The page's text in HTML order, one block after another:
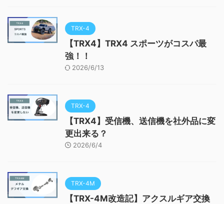
TRX-4
【TRX4】TRX4 スポーツがコスパ最
強！！
2026/6/13
TRX-4
【TRX4】受信機、送信機を社外品に変
更出来る？
2026/6/4
TRX-4M
【TRX-4M改造記】アクスルギア交換